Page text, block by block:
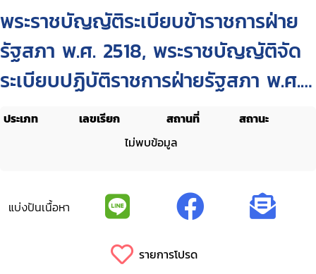
พระราชบัญญัติระเบียบข้าราชการฝ่าย
รัฐสภา พ.ศ. 2518, พระราชบัญญัติจัด
ระเบียบปฏิบัติราชการฝ่ายรัฐสภา พ.ศ.
2518, รวมกฎ ก.ร.
ประเภท เลขเรียก สถานที่
สถานะ
ไม่พบข้อมูล
แบ่งปันเนื้อหา
รายการโปรด